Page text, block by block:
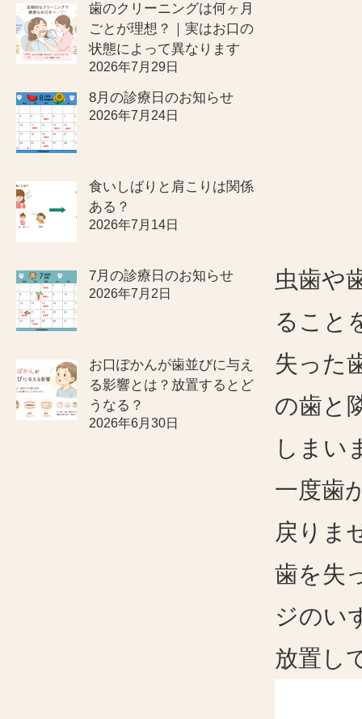
歯のクリーニングは何ヶ月
ごとが理想？｜実はお口の
状態によって異なります
2026年7月29日
8月の診療日のお知らせ
2026年7月24日
食いしばりと肩こりは関係
ある？
2026年7月14日
7月の診療日のお知らせ
2026年7月2日
お口ぽかんが歯並びに与え
る影響とは？放置するとど
うなる？
2026年6月30日
虫歯や
ること
失った
の歯と
しまい
一度歯
戻りま
歯を失
ジのい
放置し